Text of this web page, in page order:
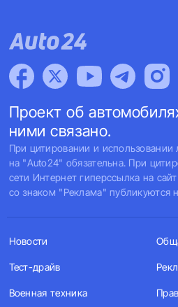
Проект об
ними связано.
При цитировании и
на "Auto24" обязательна. При
сети Интернет гиперссылка на
со знаком "Реклама" публикуются
Новости
Тест-драйв
Военная техника